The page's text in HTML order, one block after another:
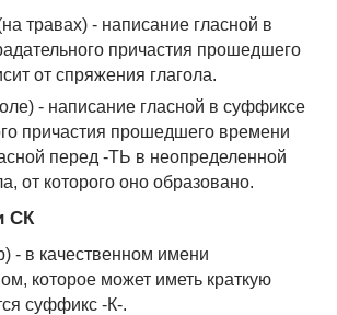
травах) - написание гласной в
причастия прошедшего
от спряжения глагола.
- написание гласной в суффиксе
причастия прошедшего времени
перед -ТЬ в неопределенной
от которого оно образовано.
СК
- в качественном имени
которое может иметь краткую
суффикс -К-.